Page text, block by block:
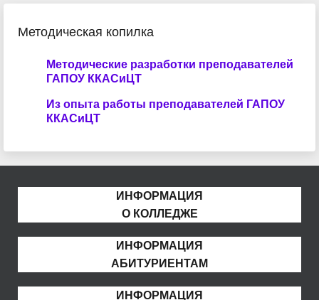
Методическая копилка
Методические разработки преподавателей
ГАПОУ ККАСиЦТ
Из опыта работы преподавателей ГАПОУ
ККАСиЦТ
ИНФОРМАЦИЯ
О КОЛЛЕДЖЕ
ИНФОРМАЦИЯ
АБИТУРИЕНТАМ
ИНФОРМАЦИЯ